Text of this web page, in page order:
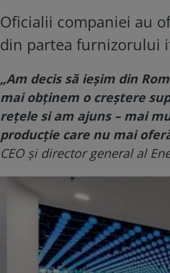
Oficialii companiei au
din partea furnizorului
„Am decis să ieşim din
mai obţinem o creştere
reţele si am ajuns – mai
producţie care nu mai
CEO şi director general al